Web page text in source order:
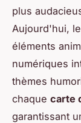
plus
Aujourd'hui,
éléments
numériques
thèmes
chaque carte
garantissant